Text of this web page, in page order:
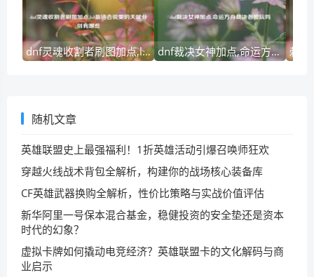
dnf灵魂收割者刷图加点,lol最适合锐雯的天赋分别有哪些 dnf裁决女神加点,命运方舟裁决者能玩吗
随机文章
英雄联盟史上最强福利！1折英雄活动引爆召唤师狂欢
穿越火线战术背包全解析，构建你的战场核心装备库
CF英雄武器换购全解析，性价比策略与实战价值评估
新华阿里一号保本混合基金，稳健投资的安全垫还是资本
时代的幻象？
虚拟卡牌如何撬动电竞经济？英雄联盟卡的文化解码与商
业启示